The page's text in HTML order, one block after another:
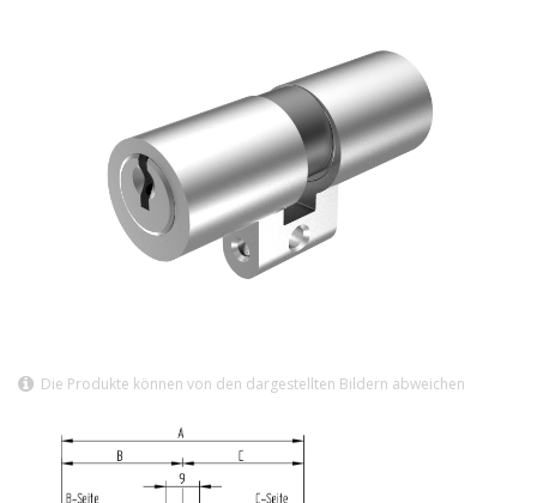
Die Produkte können von den dargestellten Bildern abweichen